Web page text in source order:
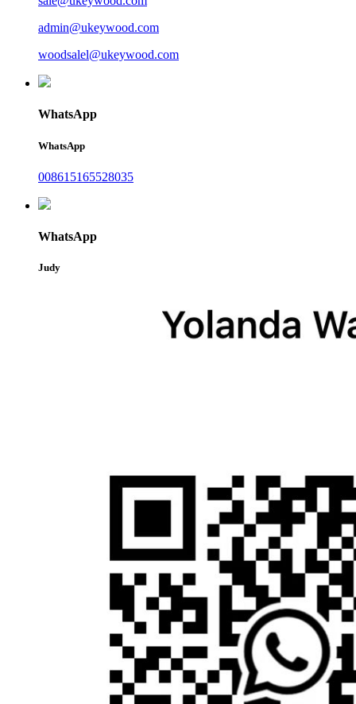
admin@ukeywood.com
woodsalel@ukeywood.com
WhatsApp
WhatsApp
008615165528035
WhatsApp
Judy